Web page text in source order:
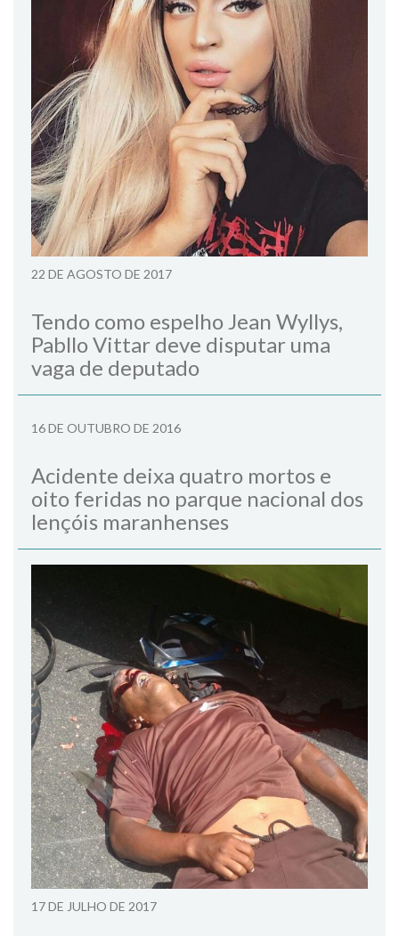
22 DE AGOSTO DE 2017
Tendo como espelho Jean Wyllys,
Pabllo Vittar deve disputar uma
vaga de deputado
16 DE OUTUBRO DE 2016
Acidente deixa quatro mortos e
oito feridas no parque nacional dos
lençóis maranhenses
17 DE JULHO DE 2017